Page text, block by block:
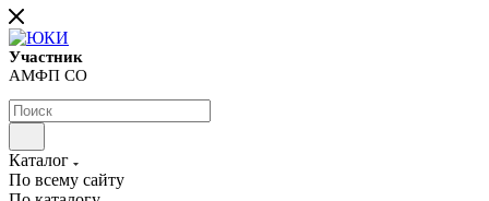
Участник
АМФП СО
Каталог
По всему сайту